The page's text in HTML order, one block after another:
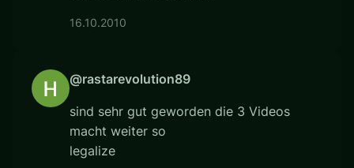
16.10.2010
@rastarevolution89
sind sehr gut geworden die 3 Videos
macht weiter so
legalize